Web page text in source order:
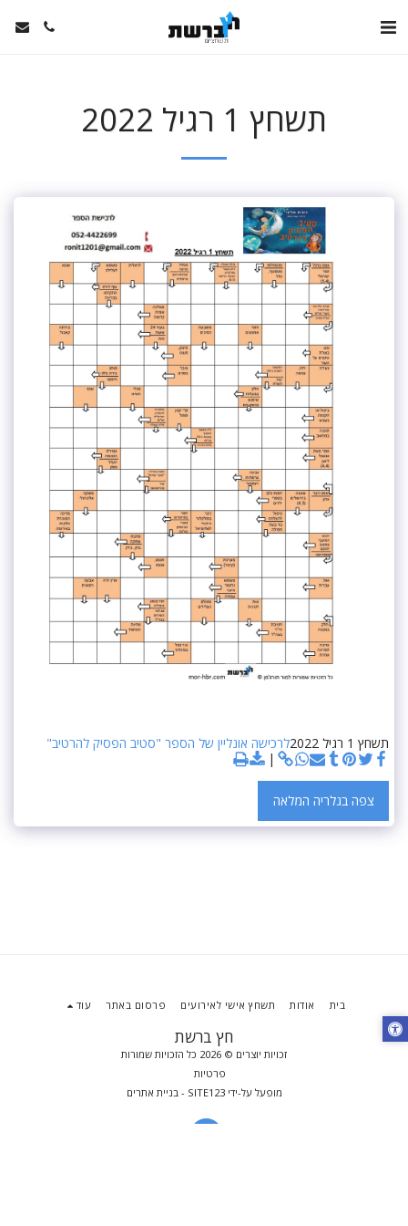
תשחץ 1 רגיל 2022
תשחץ 1 רגיל 2022 לרכישה אונליין של הספר "סטיב הפסיק להרטיב"
צפה בגלריה המלאה
חץ ברשת
זכויות יוצרים © 2026 כל הזכויות שמורות
פרטיות
מופעל על-ידיSITE123
-בניית אתרים
בית אודות תשחץ אישי לאירועים פרסום באתר עוד